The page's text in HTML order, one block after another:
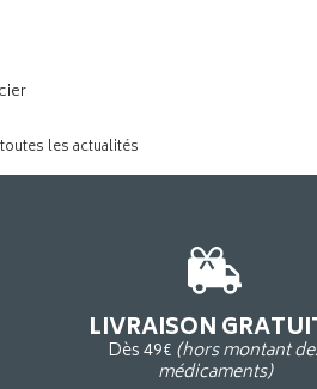
les actualités
LIVRAISON
Dès 49€ (hors montant
médicaments)